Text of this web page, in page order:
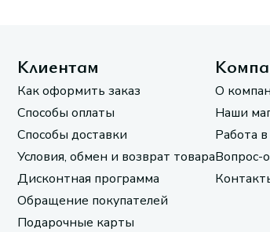
Клиентам
Как оформить заказ
Способы оплаты
Способы доставки
Условия, обмен и возврат товара
Дисконтная программа
Обращение покупателей
Подарочные карты
О
Наши
Работа
Вопрос-